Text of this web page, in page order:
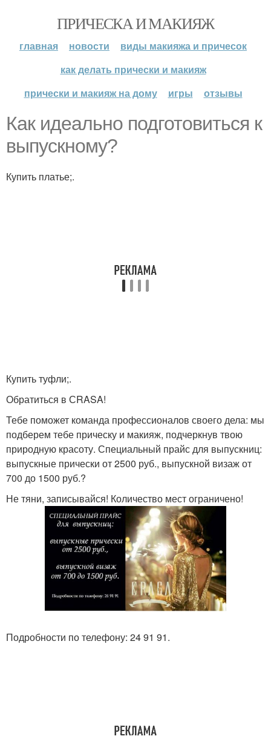
ПРИЧЕСКА И МАКИЯЖ
главная новости
виды макияжа и причесок
как делать прически и макияж
прически и макияж на дому
игры отзывы
Как идеально подготовиться к
выпускному?
Купить платье;.
Купить туфли;.
Обратиться в СRASA!
Тебе поможет команда профессионалов своего дела: мы
подберем тебе прическу и макияж, подчеркнув твою
природную красоту. Специальный прайс для выпускниц:
выпускные прически от 2500 руб., выпускной визаж от
700 до 1500 руб.?
Не тяни, записывайся! Количество мест ограничено!
Подробности по телефону: 24 91 91.